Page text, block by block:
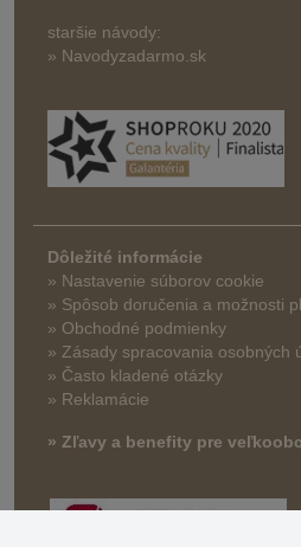
staršie návody:
» Navodyzadarmo.sk
Dôležité informácie
» Nastavenie súborov cookie
» Spôsob doručenia a možnosti
» Obchodné podmienky
» Zásady spracovania osobných
» Často kladené otázky
» Reklamácie
» Zľavy a benefity pre